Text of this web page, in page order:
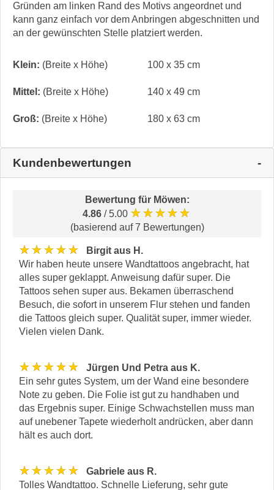
Gründen am linken Rand des Motivs angeordnet und
kann ganz einfach vor dem Anbringen abgeschnitten und
an der gewünschten Stelle platziert werden.
Klein: (Breite x Höhe) 100 x 35 cm
Mittel: (Breite x Höhe) 140 x 49 cm
Groß: (Breite x Höhe) 180 x 63 cm
Kundenbewertungen
Bewertung für Möwen:
4.86 / 5.00 ★★★★★
(basierend auf 7 Bewertungen)
★★★★★
Birgit aus H.
Wir haben heute unsere Wandtattoos angebracht, hat
alles super geklappt. Anweisung dafür super. Die
Tattoos sehen super aus. Bekamen überraschend
Besuch, die sofort in unserem Flur stehen und fanden
die Tattoos gleich super. Qualität super, immer wieder.
Vielen vielen Dank.
★★★★★
Jürgen Und Petra aus K.
Ein sehr gutes System, um der Wand eine besondere
Note zu geben. Die Folie ist gut zu handhaben und
das Ergebnis super. Einige Schwachstellen muss man
auf unebener Tapete wiederholt andrücken, aber dann
hält es auch dort.
★★★★★
Gabriele aus R.
Tolles Wandtattoo. Schnelle Lieferung, sehr gute